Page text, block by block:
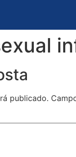
publicado.